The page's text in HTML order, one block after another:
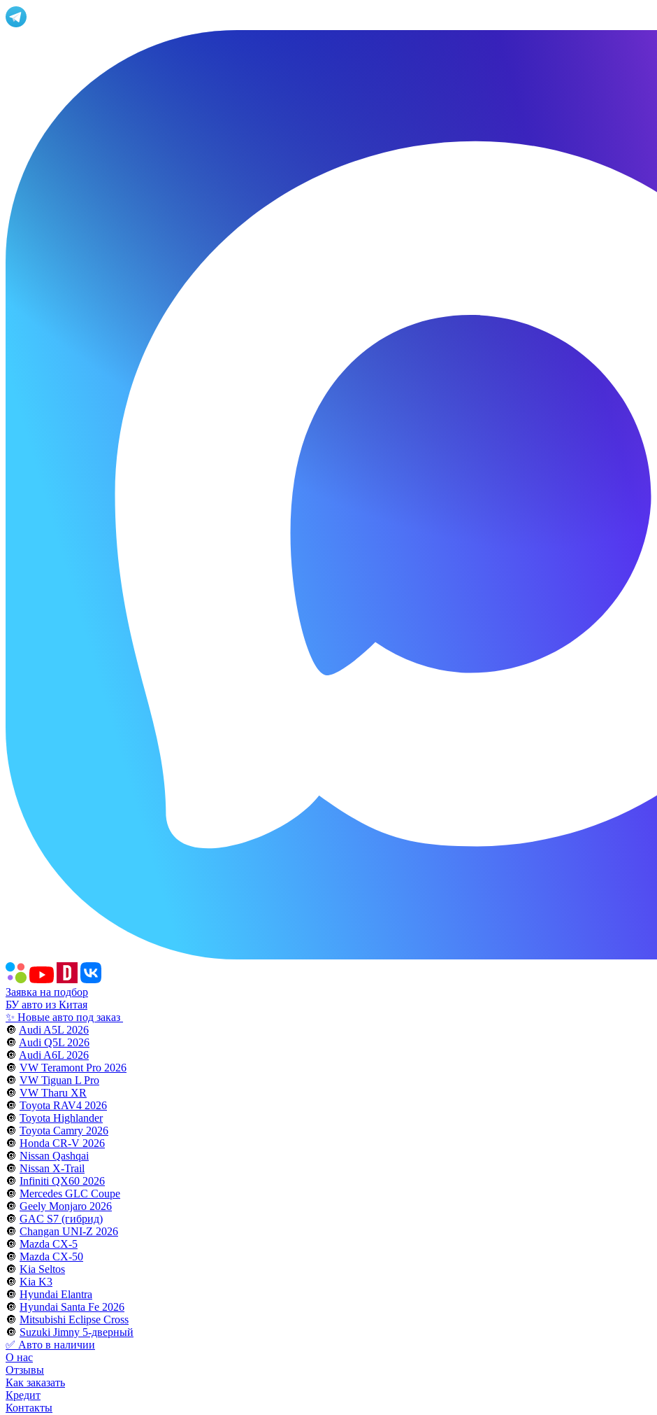
Заявка на подбор
БУ авто из Китая
✨ Новые авто под заказ
🔘 Audi A5L 2026
🔘 Audi Q5L 2026
🔘 Audi A6L 2026
🔘 VW Teramont Pro 2026
🔘 VW Tiguan L Pro
🔘 VW Tharu XR
🔘 Toyota RAV4 2026
🔘 Toyota Highlander
🔘 Toyota Camry 2026
🔘 Honda CR-V 2026
🔘 Nissan Qashqai
🔘 Nissan X-Trail
🔘 Infiniti QX60 2026
🔘 Mercedes GLC Coupe
🔘 Geely Monjaro 2026
🔘 GAC S7 (гибрид)
🔘 Changan UNI-Z 2026
🔘 Mazda CX-5
🔘 Mazda CX-50
🔘 Kia Seltos
🔘 Kia K3
🔘 Hyundai Elantra
🔘 Hyundai Santa Fe 2026
🔘 Mitsubishi Eclipse Cross
🔘 Suzuki Jimny 5-дверный
✅ Авто в наличии
О нас
Отзывы
Как заказать
Кредит
Контакты